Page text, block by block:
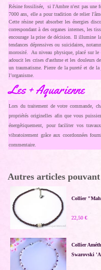
Résine fossilisée, si l'Ambre n'est pas une
7000 ans, elle a pour tradition de relier
Cette résine peut absorber les énergies
correspondant à des organes internes, les
encourage la prise de décision. Il illumine
tendances dépressives ou suicidaires,
morosité. Au niveau physique, placé sur le
adoucit les crises d'asthme et les douleurs
un traumatisme. Pierre de la pureté et de
l’organisme.
Les + Aquarienne
Lors du traitement de votre commande,
propriétés originelles afin que vous
énergétiquement, pour faciliter vos
vibratoirement grâce aux coordonnées
commentaire.
Autres articles
Collier
22,50 €
Collier
Swarovski